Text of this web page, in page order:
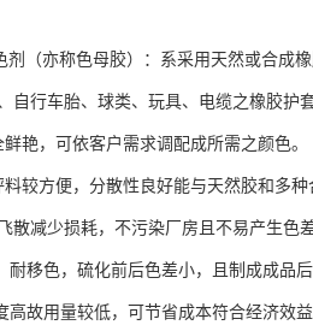
（亦称色母胶）：系采用天然或合成橡
自行车胎、球类、玩具、电缆之橡胶
艳，可依客户需求调配成所需之颜色。
较方便，分散性良好能与天然胶和多
散减少损耗，不污染厂房且不易产生色差
耐移色，硫化前后色差小，且制成成品
高故用量较低，可节省成本符合经济效